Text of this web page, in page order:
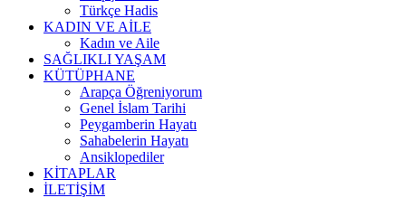
Türkçe Hadis
KADIN VE AİLE
Kadın ve Aile
SAĞLIKLI YAŞAM
KÜTÜPHANE
Arapça Öğreniyorum
Genel İslam Tarihi
Peygamberin Hayatı
Sahabelerin Hayatı
Ansiklopediler
KİTAPLAR
İLETİŞİM